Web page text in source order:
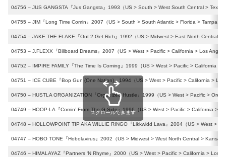
04756 – JUS GANGSTA『Jus Gangsta』1993（US > South > West South Central >
04755 – JIM『Long Time Comin』2007（US > South > South Atlantic > Florida > Tampa
04754 – JAKE THE FLAKE『Out 2 Get Rich』1992（US > Midwest > East North Central
04753 – J.FLEXX『Billboard Dreams』2007（US > West > Pacific > California > Los
04752 – IMPIRE FAMILY『The Time Is Coming』1999（US > West > Pacific > California
04751 – ICE CUBE『Bop Gun (One Nation)』1994（US > West > Pacific > California >
04750 – HUSTLA ORGANIZATION『Organized Hustle』1999（US > West > Pacific >
04749 – HOOP-LA『Comin’ From The G-Side』1996（US > West > Pacific > California >
04748 – HOLLOWPOINT TIP AKA WILLIE RINGO『Likkwidd Lava』2004（US > West >
04747 – HOBO TONE『Hobolavirus』2002（US > Midwest > West North Central >
04746 – HIMALAYAZ『Partners ‘N Rhyme』2000（US > West > Pacific > California > Los
スクロールできます